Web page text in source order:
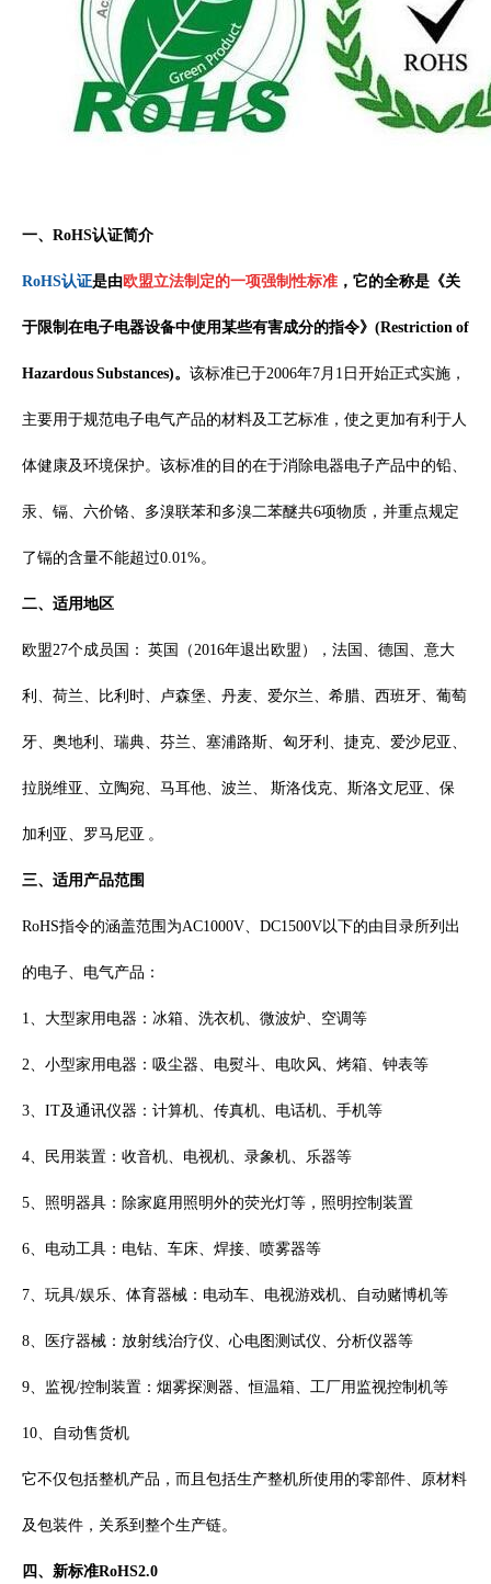
一、 RoHS认证简介
RoHS认证是由欧盟立法制定的一项强制性标准 ，它的全称是《关
于限制在电子电器设备中使用某些有害成分的指令》(Restriction of
Hazardous Substances)。 该标准已于2006年7月1日开始正式实施，
主要用于规范电子电气产品的材料及工艺标准，使之更加有利于人
体健康及环境保护。该标准的目的在于消除电器电子产品中的铅、
汞、镉、六价铬、多溴联苯和多溴二苯醚共6项物质，并重点规定
了镉的含量不能超过0.01%。
二、适用地区
欧盟27个成员国： 英国（2016年退出欧盟），法国、德国、意大
利、荷兰、比利时、卢森堡、丹麦、爱尔兰、希腊、西班牙、葡萄
牙、奥地利、瑞典、芬兰、塞浦路斯、匈牙利、捷克、爱沙尼亚、
拉脱维亚、立陶宛、马耳他、波兰、 斯洛伐克、斯洛文尼亚、保
加利亚、罗马尼亚 。
三、适用产品范围
RoHS指令的涵盖范围为AC1000V、DC1500V以下的由目录所列出
的电子、电气产品：
1、大型家用电器：冰箱、洗衣机、微波炉、空调等
2、小型家用电器：吸尘器、电熨斗、电吹风、烤箱、钟表等
3、IT及通讯仪器：计算机、传真机、电话机、手机等
4、民用装置：收音机、电视机、录象机、乐器等
5、照明器具：除家庭用照明外的荧光灯等，照明控制装置
6、电动工具：电钻、车床、焊接、喷雾器等
7、玩具/娱乐、体育器械：电动车、电视游戏机、自动赌博机等
8、医疗器械：放射线治疗仪、心电图测试仪、分析仪器等
9、监视/控制装置：烟雾探测器、恒温箱、工厂用监视控制机等
10、自动售货机
它不仅包括整机产品，而且包括生产整机所使用的零部件、原材料
及包装件，关系到整个生产链。
四、新标准RoHS2.0